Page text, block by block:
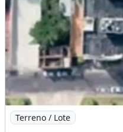
Imagem: TERRENO
Terreno / Lote